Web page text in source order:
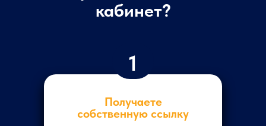
Получаете
собственную ссылку
1
кабинет?